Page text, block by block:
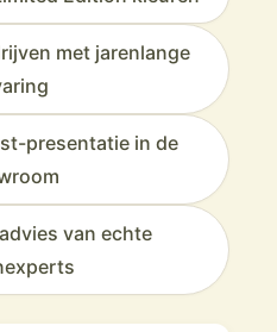
met jarenlange
presentatie in de
van echte